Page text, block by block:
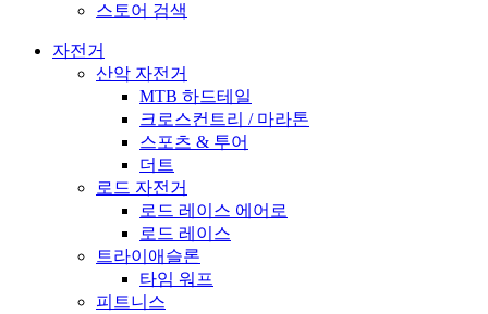
스토어 검색
자전거
산악 자전거
MTB 하드테일
크로스컨트리 / 마라톤
스포츠 & 투어
더트
로드 자전거
로드 레이스 에어로
로드 레이스
트라이애슬론
타임 워프
피트니스